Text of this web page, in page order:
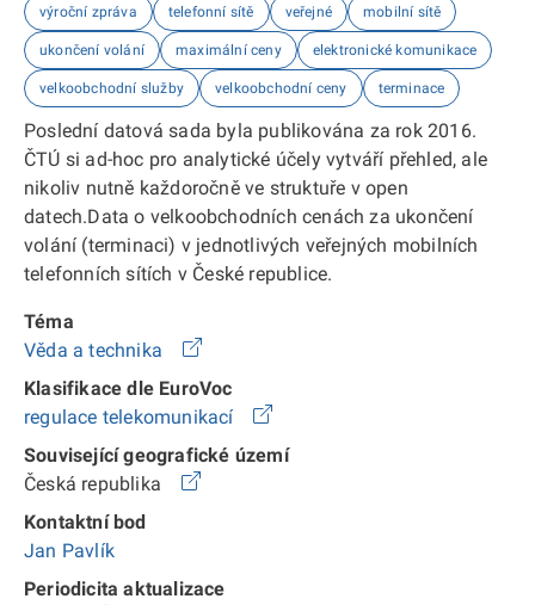
výroční zpráva telefonní sítě veřejné mobilní sítě
ukončení volání maximální ceny elektronické komunikace
velkoobchodní služby velkoobchodní ceny terminace
Poslední datová sada byla publikována za rok 2016.
ČTÚ si ad-hoc pro analytické účely vytváří přehled, ale
nikoliv nutně každoročně ve struktuře v open
datech.Data o velkoobchodních cenách za ukončení
volání (terminaci) v jednotlivých veřejných mobilních
telefonních sítích v České republice.
Téma
Věda a technika
Klasifikace dle EuroVoc
regulace telekomunikací
Související geografické území
Česká republika
Kontaktní bod
Jan Pavlík
Periodicita aktualizace